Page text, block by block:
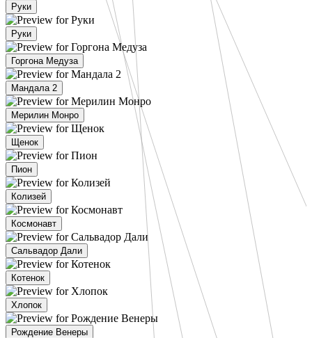
Руки
Руки
Горгона Медуза
Мандала 2
Мерилин Монро
Щенок
Пион
Колизей
Космонавт
Сальвадор Дали
Котенок
Хлопок
Рождение Венеры